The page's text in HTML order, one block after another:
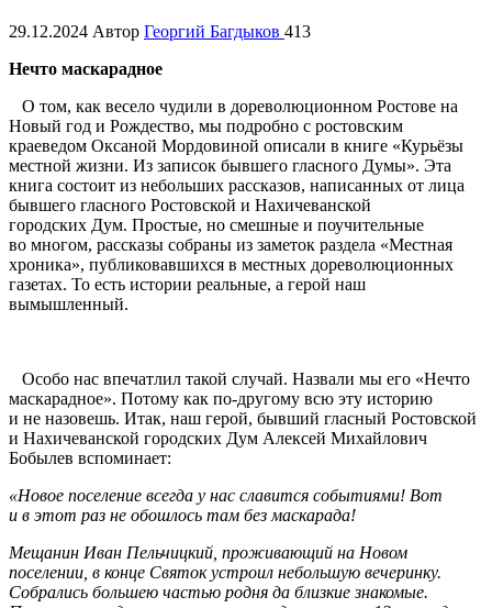
29.12.2024 Автор Георгий Багдыков 413
Нечто маскарадное
О том, как весело чудили в дореволюционном Ростове на
Новый год и Рождество, мы подробно с ростовским
краеведом Оксаной Мордовиной описали в книге «Курьёзы
местной жизни. Из записок бывшего гласного Думы». Эта
книга состоит из небольших рассказов, написанных от лица
бывшего гласного Ростовской и Нахичеванской
городских Дум. Простые, но смешные и поучительные
во многом, рассказы собраны из заметок раздела «Местная
хроника», публиковавшихся в местных дореволюционных
газетах. То есть истории реальные, а герой наш
вымышленный.
Особо нас впечатлил такой случай. Назвали мы его «Нечто
маскарадное». Потому как по-другому всю эту историю
и не назовешь. Итак, наш герой, бывший гласный Ростовской
и Нахичеванской городских Дум Алексей Михайлович
Бобылев вспоминает:
«Новое поселение всегда у нас славится событиями! Вот
и в этот раз не обошлось там без маскарада!
Мещанин Иван Пельчицкий, проживающий на Новом
поселении, в конце Святок устроил небольшую вечеринку.
Собрались большею частью родня да близкие знакомые.